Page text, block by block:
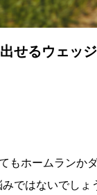
せるウェッ
もホームランか
ではないでしょ